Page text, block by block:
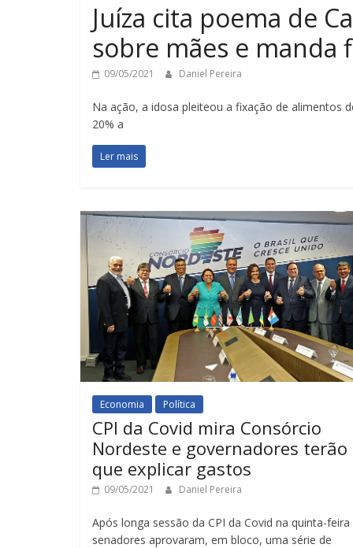
Juíza cita poema de
sobre mães e manda
09/05/2021 Daniel Pereira
Na ação, a idosa pleiteou a fixação de alimentos
20% a
Ler mais
Economia Política
CPI da Covid mira Consórcio
Nordeste e governadores terão
que explicar gastos
09/05/2021 Daniel Pereira
Após longa sessão da CPI da Covid na quinta-feira
senadores aprovaram, em bloco, uma série de